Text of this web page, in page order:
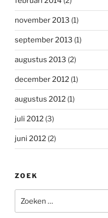
november 2013 (1)
september 2013 (1)
augustus 2013 (2)
december 2012 (1)
augustus 2012 (1)
juli 2012 (3)
juni 2012 (2)
ZOEK
naar: